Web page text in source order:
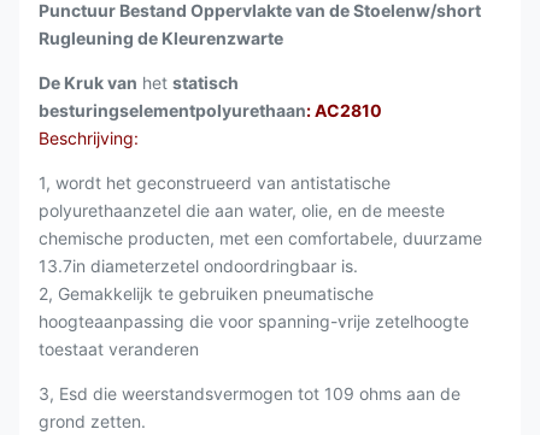
Punctuur Bestand Oppervlakte van de Stoelenw/short
Rugleuning de Kleurenzwarte
De Kruk van het statisch
besturingselementpolyurethaan: AC2810
Beschrijving:
1, wordt het geconstrueerd van antistatische
polyurethaanzetel die aan water, olie, en de meeste
chemische producten, met een comfortabele, duurzame
13.7in diameterzetel ondoordringbaar is.
2, Gemakkelijk te gebruiken pneumatische
hoogteaanpassing die voor spanning-vrije zetelhoogte
toestaat veranderen
3, Esd die weerstandsvermogen tot 109 ohms aan de
grond zetten.